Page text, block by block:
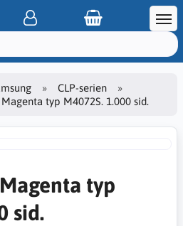
CLP-serien
typ M4072S. 1.000 sid.
typ
sid.